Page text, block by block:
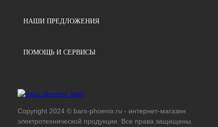
НАШИ ПРЕДЛОЖЕНИЯ
ПОМОЩЬ И СЕРВИСЫ
Copyright 2024 © bars-phoenix.ru - интернет-магазин
электротехнической продукции. Все права защищены.